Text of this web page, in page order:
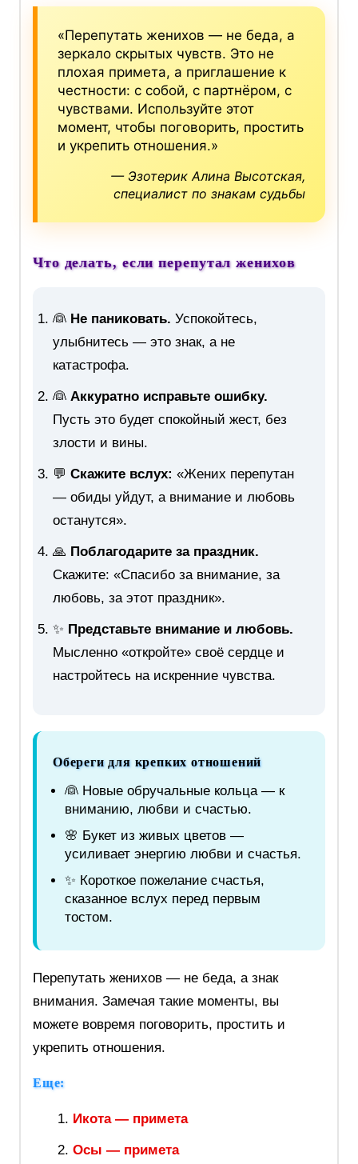
«Перепутать женихов — не беда, а
зеркало скрытых чувств. Это не
плохая примета, а приглашение к
честности: с собой, с партнёром, с
чувствами. Используйте этот
момент, чтобы поговорить, простить
и укрепить отношения.»
— Эзотерик Алина Высотская,
специалист по знакам судьбы
Что делать, если перепутал женихов
👰 Не паниковать. Успокойтесь,
улыбнитесь — это знак, а не
катастрофа.
👰 Аккуратно исправьте ошибку.
Пусть это будет спокойный жест, без
злости и вины.
💬 Скажите вслух: «Жених перепутан
— обиды уйдут, а внимание и любовь
останутся».
🙏 Поблагодарите за праздник.
Скажите: «Спасибо за внимание, за
любовь, за этот праздник».
✨ Представьте внимание и любовь.
Мысленно «откройте» своё сердце и
настройтесь на искренние чувства.
Обереги для крепких отношений
👰 Новые обручальные кольца — к
вниманию, любви и счастью.
🌸 Букет из живых цветов —
усиливает энергию любви и счастья.
✨ Короткое пожелание счастья,
сказанное вслух перед первым
тостом.
Перепутать женихов — не беда, а знак
внимания. Замечая такие моменты, вы
можете вовремя поговорить, простить и
укрепить отношения.
Еще:
Икота — примета
Осы — примета